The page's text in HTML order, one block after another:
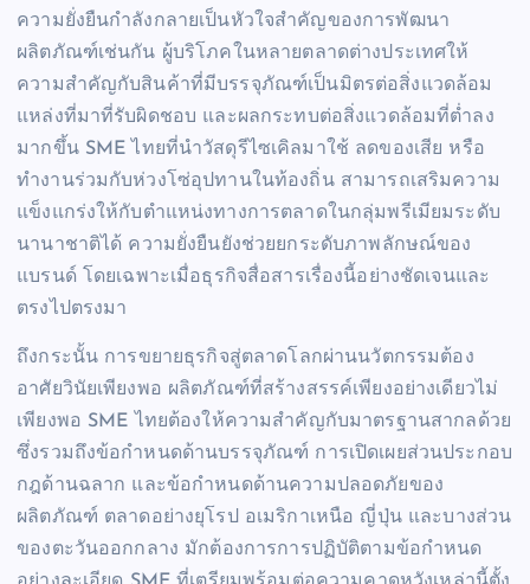
ความยั่งยืนกำลังกลายเป็นหัวใจสำคัญของการพัฒนา
ผลิตภัณฑ์เช่นกัน ผู้บริโภคในหลายตลาดต่างประเทศให้
ความสำคัญกับสินค้าที่มีบรรจุภัณฑ์เป็นมิตรต่อสิ่งแวดล้อม
แหล่งที่มาที่รับผิดชอบ และผลกระทบต่อสิ่งแวดล้อมที่ต่ำลง
มากขึ้น SME ไทยที่นำวัสดุรีไซเคิลมาใช้ ลดของเสีย หรือ
ทำงานร่วมกับห่วงโซ่อุปทานในท้องถิ่น สามารถเสริมความ
แข็งแกร่งให้กับตำแหน่งทางการตลาดในกลุ่มพรีเมียมระดับ
นานาชาติได้ ความยั่งยืนยังช่วยยกระดับภาพลักษณ์ของ
แบรนด์ โดยเฉพาะเมื่อธุรกิจสื่อสารเรื่องนี้อย่างชัดเจนและ
ตรงไปตรงมา
ถึงกระนั้น การขยายธุรกิจสู่ตลาดโลกผ่านนวัตกรรมต้อง
อาศัยวินัยเพียงพอ ผลิตภัณฑ์ที่สร้างสรรค์เพียงอย่างเดียวไม่
เพียงพอ SME ไทยต้องให้ความสำคัญกับมาตรฐานสากลด้วย
ซึ่งรวมถึงข้อกำหนดด้านบรรจุภัณฑ์ การเปิดเผยส่วนประกอบ
กฎด้านฉลาก และข้อกำหนดด้านความปลอดภัยของ
ผลิตภัณฑ์ ตลาดอย่างยุโรป อเมริกาเหนือ ญี่ปุ่น และบางส่วน
ของตะวันออกกลาง มักต้องการการปฏิบัติตามข้อกำหนด